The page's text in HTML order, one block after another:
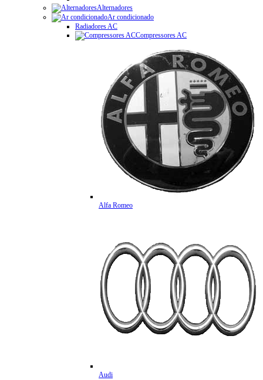
Alternadores
Ar condicionado
Radiadores AC
Compressores AC
Alfa Romeo
Audi